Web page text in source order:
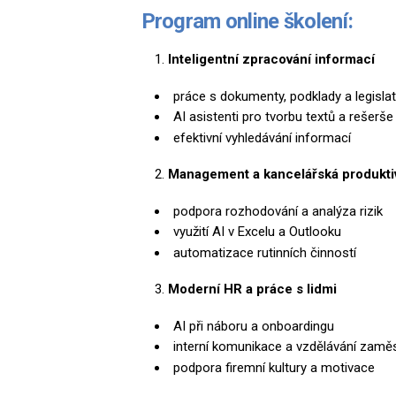
Program online školení:
Inteligentní zpracování informací
práce s dokumenty, podklady a
AI asistenti pro tvorbu textů a rešerše
efektivní vyhledávání informací
Management a kancelářská
podpora rozhodování a analýza rizik
využití AI v Excelu a Outlooku
automatizace rutinních činností
Moderní HR a práce s lidmi
AI při náboru a onboardingu
interní komunikace a vzdělávání
podpora firemní kultury a motivace